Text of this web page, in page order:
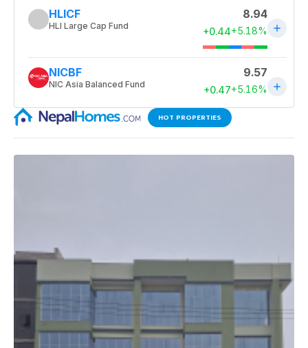
HOT PROPERTIES